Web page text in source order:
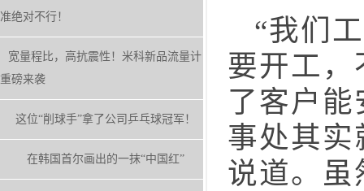
准绝对不行！
宽量程比，高抗震性！米科新品流量计
重磅来袭
这位“削球手”拿了公司乒乓球冠军！
在韩国首尔画出的一抹“中国红”
“我们
要开工
了客户
事处其实
说道。虽